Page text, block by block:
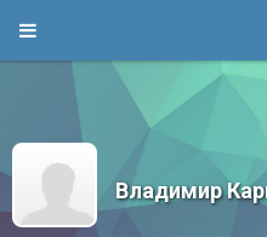
Владимир